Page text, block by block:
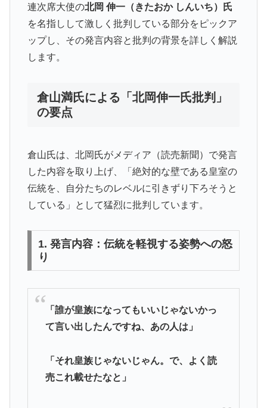
連次席大使の北岡 伸一（きたおか しんいち）氏
を名指しして激しく批判している部分をピックア
ップし、その発言内容と批判の背景を詳しく解説
します。
倉山満氏による「北岡伸一氏批判」
の要点
倉山氏は、北岡氏がメディア（読売新聞）で発言
した内容を取り上げ、「絶対的な壁である皇室の
伝統を、自分たちのレベルに引きずり下ろそうと
している」として猛烈に批判しています。
1. 発言内容：伝統を軽視する姿勢への怒
り
「誰が皇族になってもいいじゃないかっ
て言い出したんですね、あの人は」
「それ皇族じゃないじゃん。で、よく読
売これ載せたなと」